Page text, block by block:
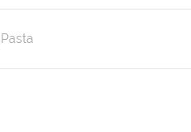
Pasta